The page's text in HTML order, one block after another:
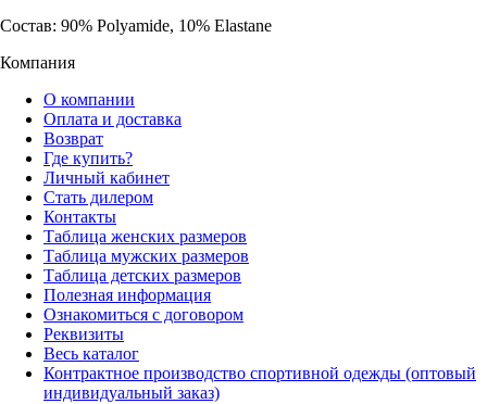
Состав: 90% Polyamide, 10% Elastane
Компания
О компании
Оплата и доставка
Возврат
Где купить?
Личный кабинет
Стать дилером
Контакты
Таблица женских размеров
Таблица мужских размеров
Таблица детских размеров
Полезная информация
Ознакомиться с договором
Реквизиты
Весь каталог
Контрактное производство спортивной одежды (оптовый
индивидуальный заказ)